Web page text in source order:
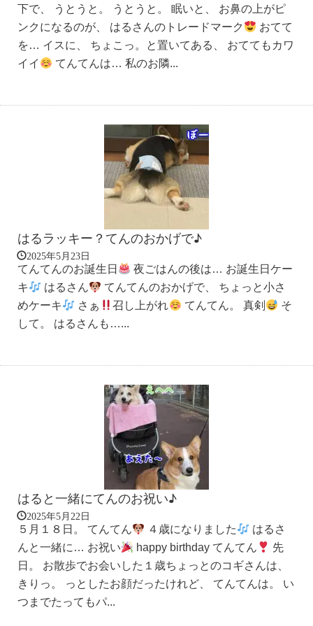
下で、 うとうと。 うとうと。 眠いと、 お鼻の上がピ
ンクになるのが、 はるさんのトレードマーク
おてて
を… イスに、 ちょこっ。と置いてある、 おててもカワ
イイ
てんてんは… 私のお隣...
はるラッキー？てんのおかげで♪
2025年5月23日
てんてんのお誕生日
夜ごはんの後は… お誕生日ケー
キ
はるさん
てんてんのおかげで、 ちょっと小さ
めケーキ
さぁ 召し上がれ てんてん。 真剣
そ
して。 はるさんも…...
はると一緒にてんのお祝い♪
2025年5月22日
５月１８日。 てんてん ４歳になりました
はるさ
んと一緒に… お祝い
happy birthday てんてん
先
日。 お散歩でお会いした１歳ちょっとのコギさんは、
きりっ。 っとしたお顔だったけれど、 てんてんは。 い
つまでたってもパ...